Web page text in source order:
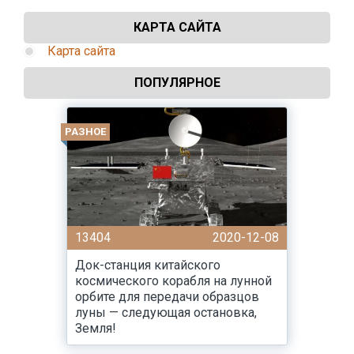
КАРТА САЙТА
Карта сайта
ПОПУЛЯРНОЕ
РАЗНОЕ
13404
2020-12-08
Док-станция китайского
космического корабля на лунной
орбите для передачи образцов
луны — следующая остановка,
Земля!